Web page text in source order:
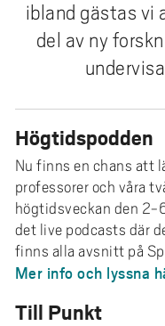
ibland gästas vi
del av ny
Högtidspodden
Nu finns en chans att
professorer och våra
högtidsveckan den 2-
det live podcasts där
finns alla avsnitt på
Mer info och lyssna
Till Punkt